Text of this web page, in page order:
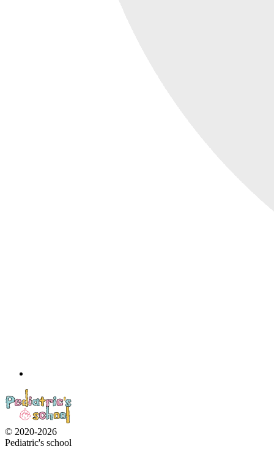
© 2020-2026
Pediatric's school